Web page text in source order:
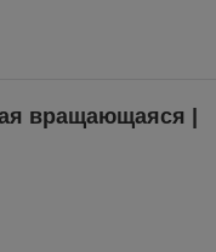
вращающаяся |